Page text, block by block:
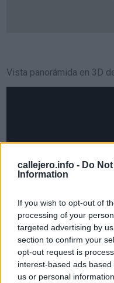
callejero.info - Do
Information
If you wish to opt-out of
processing of your
targeted advertising by
section to confirm your
opt-out request is
interest-based ads
us or personal
Vista panorámida en 3D
Image